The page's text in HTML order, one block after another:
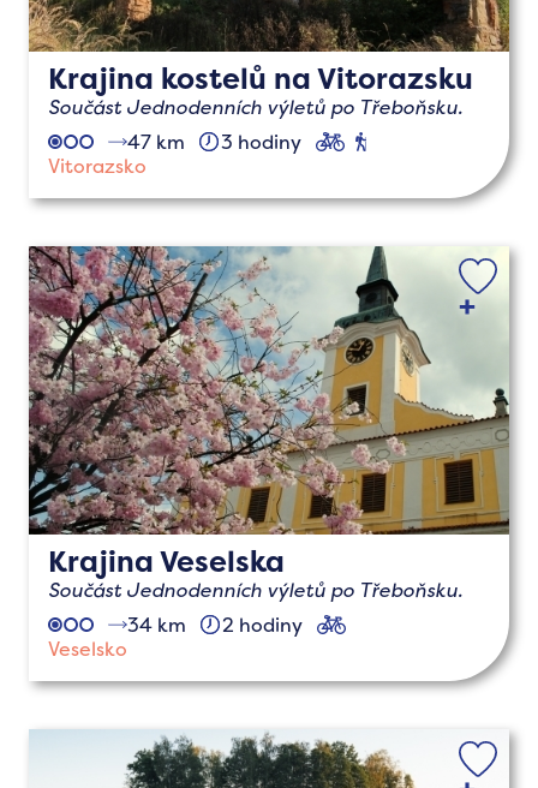
Krajina kostelů na Vitorazsku
Součást Jednodenních výletů po Třeboňsku.
47 km
3 hodiny cyklo
Vitorazsko
Krajina Veselska
Součást Jednodenních výletů po Třeboňsku.
34 km
2 hodiny
Veselsko